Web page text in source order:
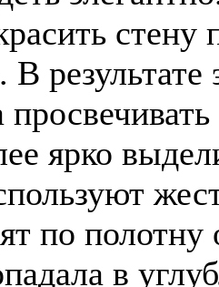
стену
В
просвечивать
ярко
по
в